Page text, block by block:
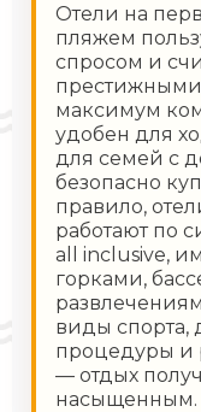
Отели на
пляжем
спросом и
максимум
удобен для
для семей с
безопасно
правило,
работают по
all inclusive,
горками,
виды спорта,
процедуры и
— отдых
насыщенным.